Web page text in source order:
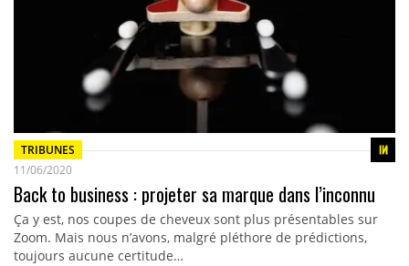
TRIBUNES
11/06/2020
Back to business : projeter sa marque dans l’inconnu
Ça y est, nos coupes de cheveux sont plus présentables sur
Zoom. Mais nous n’avons, malgré pléthore de prédictions,
toujours aucune certitude…